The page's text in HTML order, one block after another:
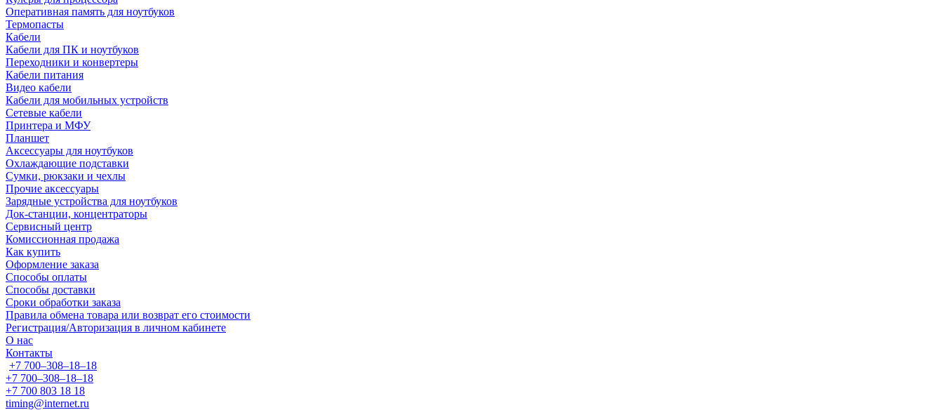
Оперативная память для ноутбуков
Термопасты
Кабели
Кабели для ПК и ноутбуков
Переходники и конвертеры
Кабели питания
Видео кабели
Кабели для мобильных устройств
Сетевые кабели
Принтера и МФУ
Планшет
Аксессуары для ноутбуков
Охлаждающие подставки
Сумки, рюкзаки и чехлы
Прочие аксессуары
Зарядные устройства для ноутбуков
Док-станции, концентраторы
Сервисный центр
Комиссионная продажа
Как купить
Оформление заказа
Способы оплаты
Способы доставки
Сроки обработки заказа
Правила обмена товара или возврат его стоимости
Регистрация/Авторизация в личном кабинете
О нас
Контакты
+7 700‒308‒18‒18
+7 700‒308‒18‒18
+7 700 803 18 18
timing@internet.ru